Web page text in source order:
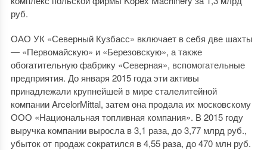
руб.
ОАО УК «Северный Кузбасс» включает в себя две шахты
— «Первомайскую» и «Березовскую», а также
обогатительную фабрику «Северная», вспомогательные
предприятия. До января 2015 года эти активы
принадлежали крупнейшей в мире сталелитейной
компании ArcelorMittal, затем она продала их московскому
ООО «Национальная топливная компания». В 2015 году
выручка компании выросла в 3,1 раза, до 3,77 млрд руб.,
убыток от продаж сократился в 4,55 раза, до 470 млн руб.